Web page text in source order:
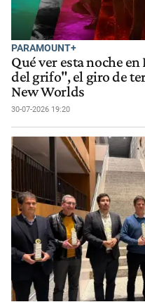
PARAMOUNT+
Qué ver esta noche
del grifo", el giro de
New Worlds
30-07-2026 19:20